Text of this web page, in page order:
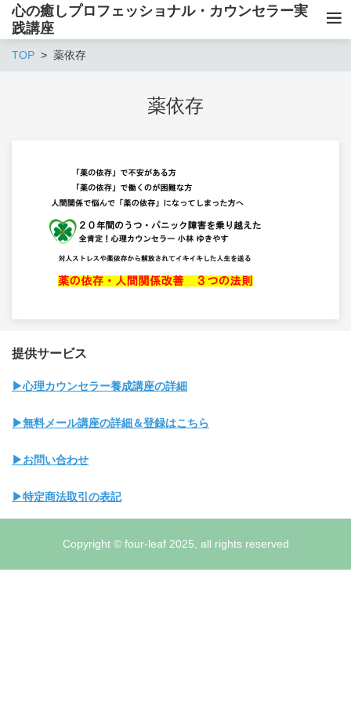
心の癒しプロフェッショナル・カウンセラー実
践講座
TOP 薬依存
薬依存
提供サービス
▶心理カウンセラー養成講座の詳細
▶無料メール講座の詳細＆登録はこちら
▶お問い合わせ
▶特定商法取引の表記
Copyright © four-leaf 2025, all rights reserved